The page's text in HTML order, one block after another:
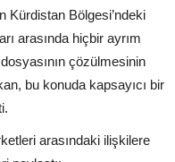
Kürdistan Bölgesi’ndeki
arasında hiçbir ayrım
çözülmesinin
bu konuda kapsayıcı bir
arasındaki ilişkilere